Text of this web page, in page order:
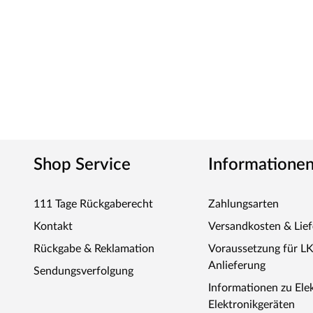
Shop Service
111 Tage Rückgaberecht
Kontakt
Rückgabe & Reklamation
Sendungsverfolgung
Informationen
Zahlungsarten
Versandkosten &
Voraussetzung für
Anlieferung
Informationen zu
Elektronikgeräten